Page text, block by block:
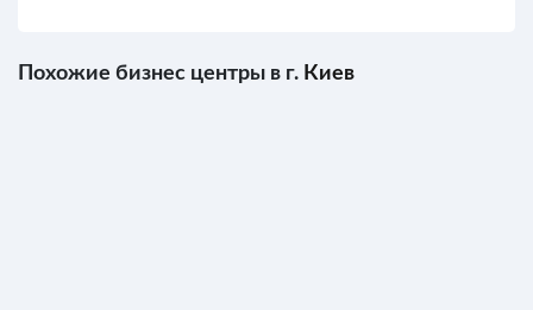
Похожие бизнес центры в г. Киев